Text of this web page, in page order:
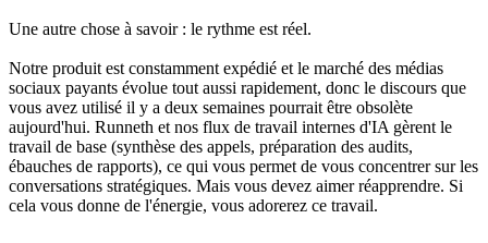
Une autre chose à savoir : le rythme est réel.
Notre produit est constamment expédié et le marché des médias
sociaux payants évolue tout aussi rapidement, donc le discours que
vous avez utilisé il y a deux semaines pourrait être obsolète
aujourd'hui. Runneth et nos flux de travail internes d'IA gèrent le
travail de base (synthèse des appels, préparation des audits,
ébauches de rapports), ce qui vous permet de vous concentrer sur les
conversations stratégiques. Mais vous devez aimer réapprendre. Si
cela vous donne de l'énergie, vous adorerez ce travail.